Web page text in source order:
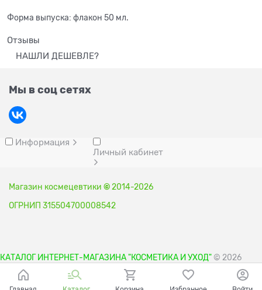
Форма выпуска: флакон 50 мл.
Отзывы
НАШЛИ ДЕШЕВЛЕ?
Мы в соц сетях
Информация
Личный кабинет
Магазин космецевтики © 2014-2026
ОГРНИП 315504700008542
КАТАЛОГ ИНТЕРНЕТ-МАГАЗИНА "КОСМЕТИКА И УХОД" © 2026